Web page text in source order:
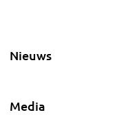
Nieuws
Media